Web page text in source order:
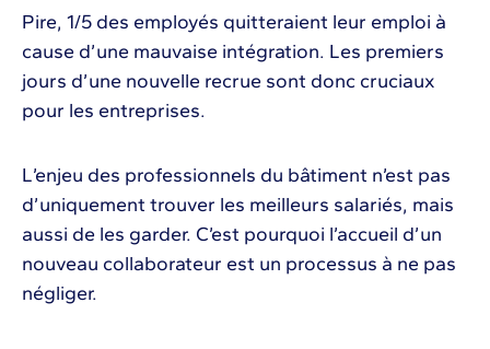
Pire, 1/5 des employés quitteraient leur emploi à
cause d’une mauvaise intégration. Les premiers
jours d’une nouvelle recrue sont donc cruciaux
pour les entreprises.
L’enjeu des professionnels du bâtiment n’est pas
d’uniquement trouver les meilleurs salariés, mais
aussi de les garder. C’est pourquoi l’accueil d’un
nouveau collaborateur est un processus à ne pas
négliger.